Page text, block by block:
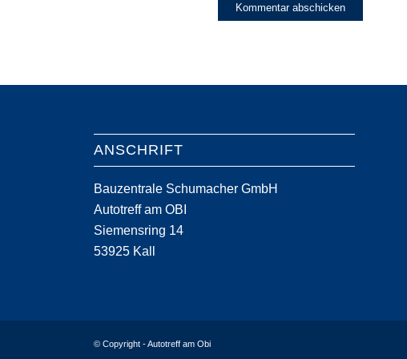
ANSCHRIFT
Bauzentrale Schumacher GmbH
Autotreff am OBI
Siemensring 14
53925 Kall
© Copyright - Autotreff am Obi